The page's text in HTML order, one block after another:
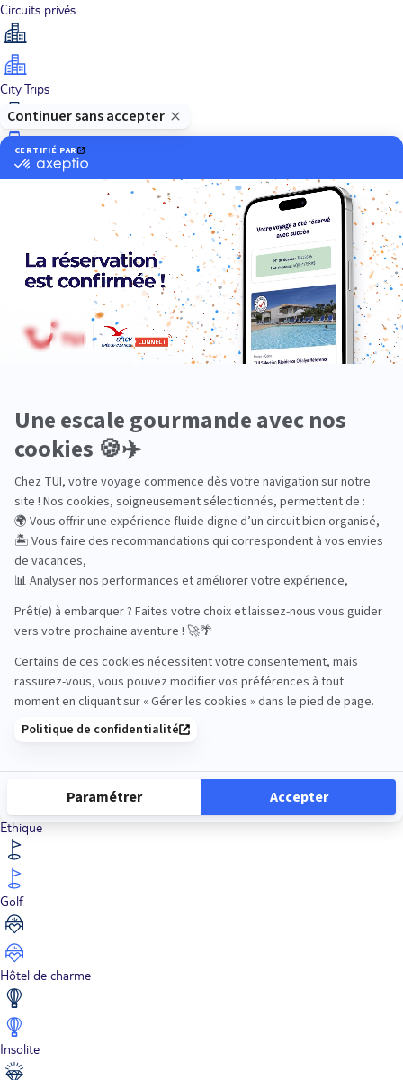
Circuits privés
City Trips
Croisières
En couple
En famille
En solo
En train
Ethique
Golf
Hôtel de charme
Insolite